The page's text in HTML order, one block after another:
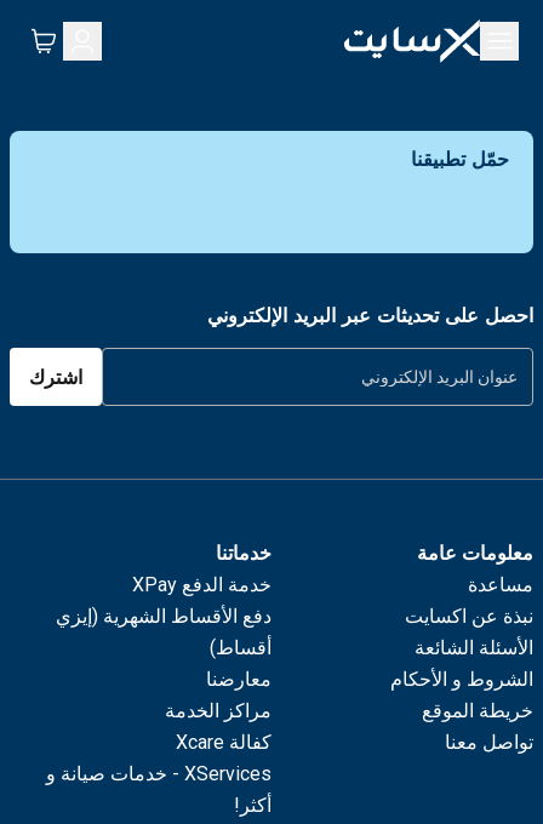
حمّل تطبيقنا
احصل على تحديثات عبر البريد الإلكتروني
اشترك
معلومات عامة
مساعدة
نبذة عن اكسايت
الأسئلة الشائعة
الشروط و الأحكام
خريطة الموقع
تواصل معنا
خدماتنا
خدمة الدفع XPay
دفع الأقساط الشهرية (إيزي
أقساط)
معارضنا
مراكز الخدمة
كفالة Xcare
XServices - خدمات صيانة و
أكثر!